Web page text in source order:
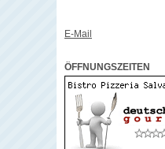
E-Mail
ÖFFNUNGSZEITEN